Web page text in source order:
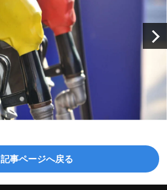
記事ページへ戻る